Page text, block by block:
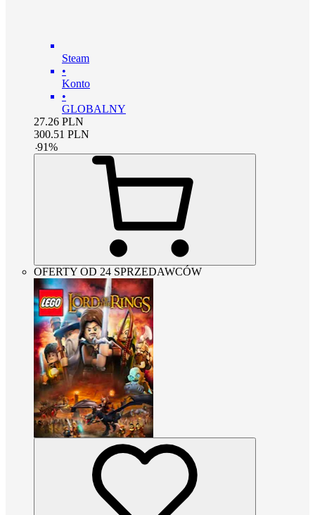
Steam
•
Konto
•
GLOBALNY
27.26 PLN
300.51 PLN
-91%
OFERTY OD 24 SPRZEDAWCÓW